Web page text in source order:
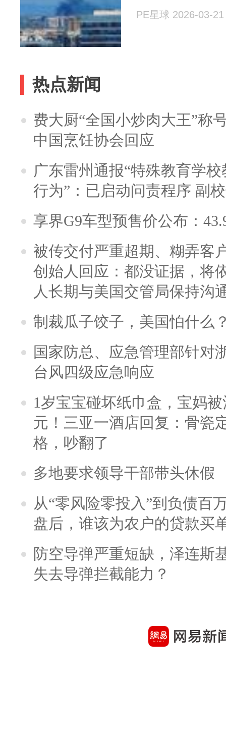
PE星球 2026-03-21
热点新闻
费大厨“全国小炒肉大王”称
中国烹饪协会回应
广东雷州通报“特殊教育学
行为”：已启动问责程序 副
享界G9车型预售价公布：
被传交付严重超期、糊弄客
创始人回应：都没证据，将
人长期与美国交管局保持沟
制裁瓜子饺子，美国怕什么
国家防总、应急管理部针对
台风四级应急响应
1岁宝宝碰坏纸巾盒，宝妈
元！三亚一酒店回复：骨瓷
格，吵翻了
多地要求领导干部带头休假
从“零风险零投入”到负债百
盘后，谁该为农户的贷款买
防空导弹严重短缺，泽连斯
失去导弹拦截能力？